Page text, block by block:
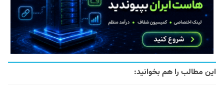
این مطالب را هم بخوانید: